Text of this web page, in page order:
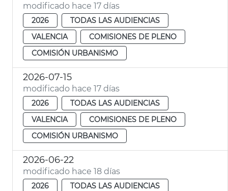
modificado hace 17 días
2026
TODAS LAS AUDIENCIAS
VALENCIA
COMISIONES DE PLENO
COMISIÓN URBANISMO
2026-07-15
modificado hace 17 días
2026
TODAS LAS AUDIENCIAS
VALENCIA
COMISIONES DE PLENO
COMISIÓN URBANISMO
2026-06-22
modificado hace 18 días
2026
TODAS LAS AUDIENCIAS